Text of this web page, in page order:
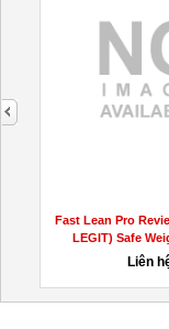
Quick Keto ||
Quick
120đ